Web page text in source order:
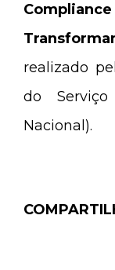
realizado
do
Nacional).